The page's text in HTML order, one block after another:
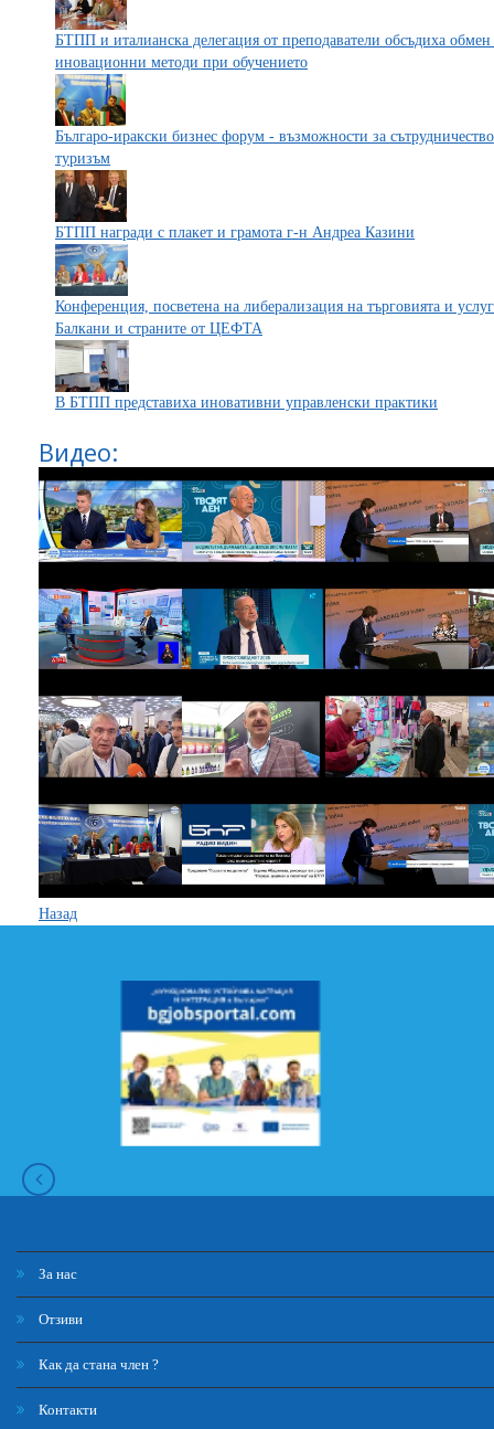
БТПП и италианска делегация от преподаватели обсъдиха
иновационни методи при обучението
Българо-иракски бизнес форум - възможности за
туризъм
БТПП награди с плакет и грамота г-н Андреа Казини
Конференция, посветена на либерализация на търговията и
Балкани и страните от ЦЕФТА
В БТПП представиха иновативни управленски практики
Видео:
Назад
За нас
Отзиви
Как да стана член ?
Контакти